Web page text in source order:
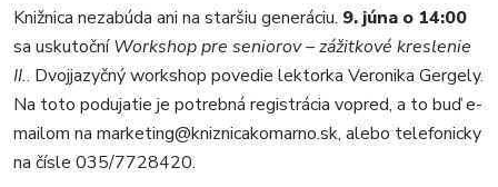
Knižnica nezabúda ani na staršiu generáciu. 9. júna o 14:00
sa uskutočníWorkshop pre seniorov – zážitkové kreslenie
II.. Dvojjazyčný workshop povedie lektorka Veronika Gergely.
Na toto podujatie je potrebná registrácia vopred, a to buď e-
mailom na marketing@kniznicakomarno.sk, alebo telefonicky
na čísle 035/7728420.